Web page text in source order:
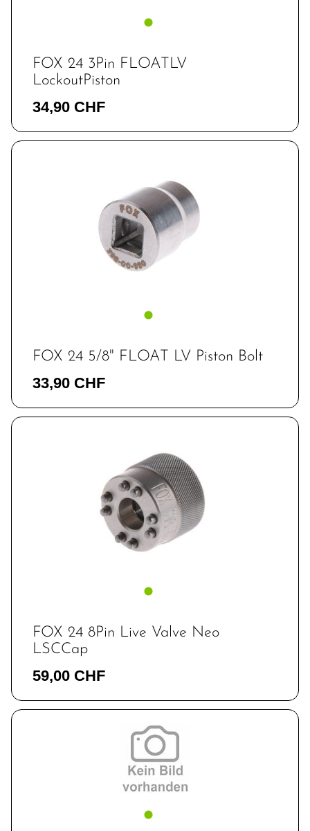
FOX 24 3Pin FLOATLV
LockoutPiston
34,90 CHF
FOX 24 5/8" FLOAT LV Piston Bolt
33,90 CHF
FOX 24 8Pin Live Valve Neo
LSCCap
59,00 CHF